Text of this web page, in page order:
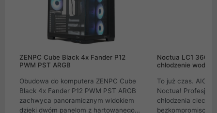
ZENPC Cube Black 4x Fander P12
PWM PST ARGB
Obudowa do komputera ZENPC Cube
Black 4x Fander P12 PWM PST ARGB
zachwyca panoramicznym widokiem
dzięki dwóm panelom z hartowanego
Noctua LC1
chłodzenie wodne
To już czas. AIO
Noctua!
chłodzenia cieczą